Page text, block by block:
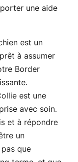
une aide
est un
à assumer
Border
est une
avec soin.
et à répondre
un
que